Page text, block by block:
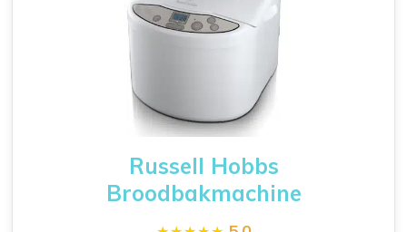
Russell Hobbs
Broodbakmachine